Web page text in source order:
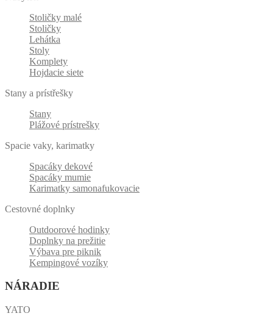
Stoličky malé
Stoličky
Lehátka
Stoly
Komplety
Hojdacie siete
Stany a prístřešky
Stany
Plážové prístrešky
Spacie vaky, karimatky
Spacáky dekové
Spacáky mumie
Karimatky samonafukovacie
Cestovné doplnky
Outdoorové hodinky
Doplnky na prežitie
Výbava pre piknik
Kempingové vozíky
NÁRADIE
YATO